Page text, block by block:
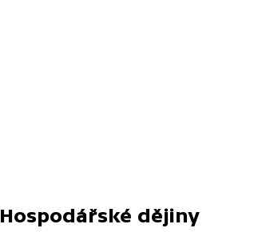
Hospodářské dějiny